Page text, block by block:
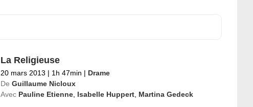
La Religieuse
20 mars 2013 | 1h 47min | Drame
De Guillaume Nicloux
Avec Pauline Etienne, Isabelle Huppert, Martina Gedeck